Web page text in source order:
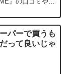
パーで買うも
って良いじゃ